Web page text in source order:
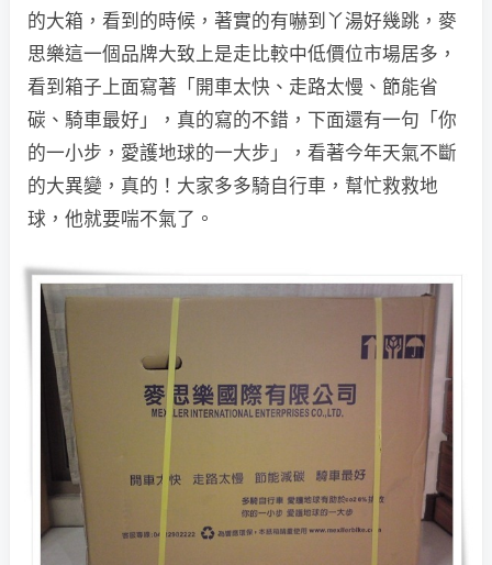
的大箱，看到的時候，著實的有嚇到丫湯好幾跳，麥
思樂這一個品牌大致上是走比較中低價位市場居多，
看到箱子上面寫著「開車太快、走路太慢、節能省
碳、騎車最好」，真的寫的不錯，下面還有一句「你
的一小步，愛護地球的一大步」，看著今年天氣不斷
的大異變，真的！大家多多騎自行車，幫忙救救地
球，他就要喘不氣了。